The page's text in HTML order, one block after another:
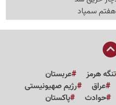
هفتم سمپاد
تنگه هرمز
عربستان
عراق
رژیم صهیونیستی
حوادث پاکستان